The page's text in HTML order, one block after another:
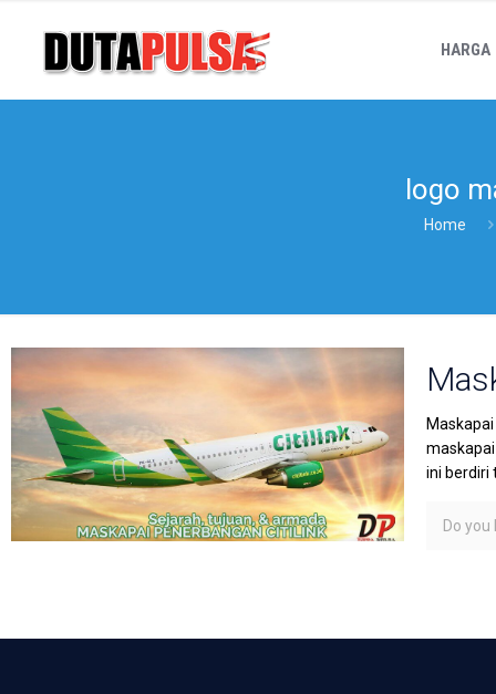
HARGA
logo
Home
ini berdiri
Do you